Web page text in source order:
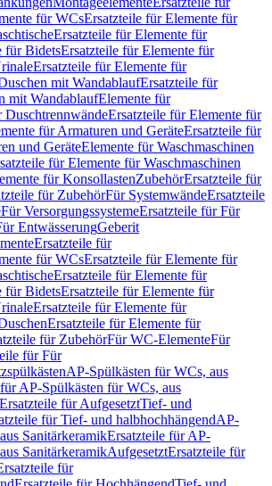
für WCsErsatzteile für Elemente für
Ersatzteile für Elemente für
für BidetsErsatzteile für Elemente für
Ersatzteile für Elemente für
mit WandablaufErsatzteile für
mit WandablaufElemente für
DuschtrennwändeErsatzteile für Elemente für
für Armaturen und GeräteErsatzteile für
und GeräteElemente für Waschmaschinen
für Elemente für Waschmaschinen
für KonsollastenZubehörErsatzteile für
für ZubehörFür SystemwändeErsatzteile
Für VersorgungssystemeErsatzteile für Für
EntwässerungGeberit
Ersatzteile für
für WCsErsatzteile für Elemente für
Ersatzteile für Elemente für
für BidetsErsatzteile für Elemente für
Ersatzteile für Elemente für
Ersatzteile für Elemente für
für ZubehörFür WC-ElementeFür
für Für
AP-Spülkästen für WCs, aus
AP-Spülkästen für WCs, aus
Ersatzteile für AufgesetztTief- und
für Tief- und halbhochhängendAP-
SanitärkeramikErsatzteile für AP-
SanitärkeramikAufgesetztErsatzteile für
für